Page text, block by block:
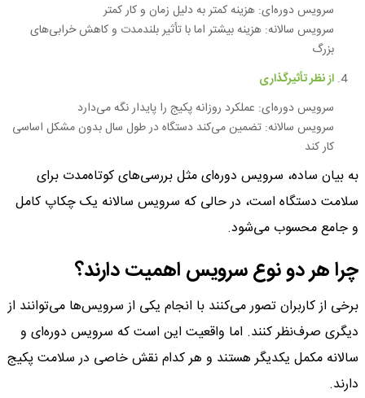
سرویس دوره‌ای: هزینه کمتر به دلیل زمان و کار کمتر
سرویس سالانه: هزینه بیشتر اما با تأثیر بلندمدت و کاهش خرابی‌های
بزرگ
از نظر تأثیرگذاری
سرویس دوره‌ای: عملکرد روزانه پکیج را پایدار نگه می‌دارد
سرویس سالانه: تضمین می‌کند دستگاه در طول سال بدون مشکل اساسی
کار کند
به بیان ساده، سرویس دوره‌ای مثل بررسی‌های کوتاه‌مدت برای
سلامت دستگاه است، در حالی که سرویس سالانه یک چکاپ کامل
و جامع محسوب می‌شود.
چرا هر دو نوع سرویس اهمیت دارند؟
برخی از کاربران تصور می‌کنند با انجام یکی از سرویس‌ها می‌توانند از
دیگری صرف‌نظر کنند. اما واقعیت این است که سرویس دوره‌ای و
سالانه مکمل یکدیگر هستند و هر کدام نقش خاصی در سلامت پکیج
دارند.